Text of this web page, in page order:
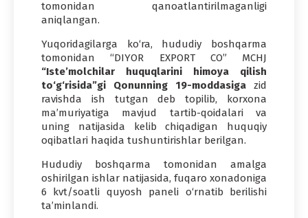
tomonidan qanoatlantirilmaganligi
aniqlangan.
Yuqoridagilarga ko‘ra, hududiy boshqarma
tomonidan “DIYOR EXPORT CO” MCHJ
“Iste’molchilar huquqlarini himoya qilish
to‘g‘risida”gi Qonunning 19-moddasigazid
ravishda ish tutgan deb topilib, korxona
ma’muriyatiga mavjud tartib-qoidalari va
uning natijasida kelib chiqadigan huquqiy
oqibatlari haqida tushuntirishlar berilgan.
Hududiy boshqarma tomonidan amalga
oshirilgan ishlar natijasida, fuqaro xonadoniga
6 kvt/soatli quyosh paneli o‘rnatib berilishi
ta’minlandi.